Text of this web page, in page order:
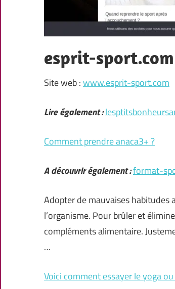
esprit-sport.com
Site web :www.esprit-sport.com
Lire également :
Comment prendre anaca3+ ?
A découvrir également :format-
Adopter de mauvaises
l’organisme. Pour brûler et
compléments alimentaire.
…
Voici comment essayer le yoga